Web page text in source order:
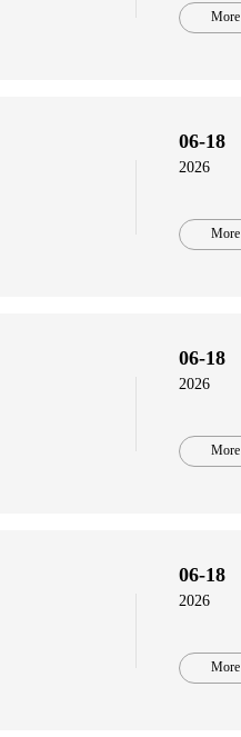
More
06-18
2026
More
06-18
2026
More
06-18
2026
More